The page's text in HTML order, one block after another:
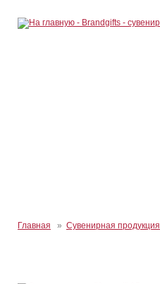
Главная » Сувенирная продукция